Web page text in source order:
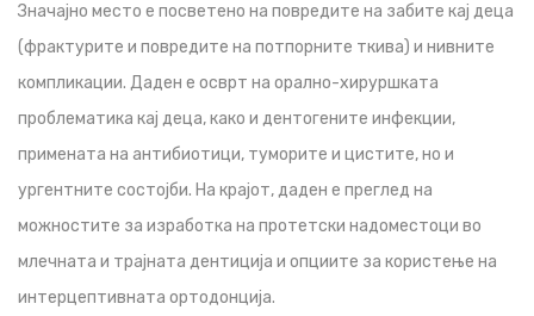
Значајно место е посветено на повредите на забите кај деца
(фрактурите и повредите на потпорните ткива) и нивните
компликации. Даден е осврт на орално-хируршката
проблематика кај деца, како и дентогените инфекции,
примената на антибиотици, туморите и цистите, но и
ургентните состојби. На крајот, даден е преглед на
можностите за изработка на протетски надоместоци во
млечната и трајната дентиција и опциите за користење на
интерцептивната ортодонција.